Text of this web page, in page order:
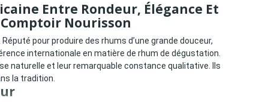
Entre Rondeur, Élégance Et
Nourisson
pour produire des rhums d’une grande douceur,
internationale en matière de rhum de dégustation.
naturelle et leur remarquable constance qualitative. Ils
la tradition.